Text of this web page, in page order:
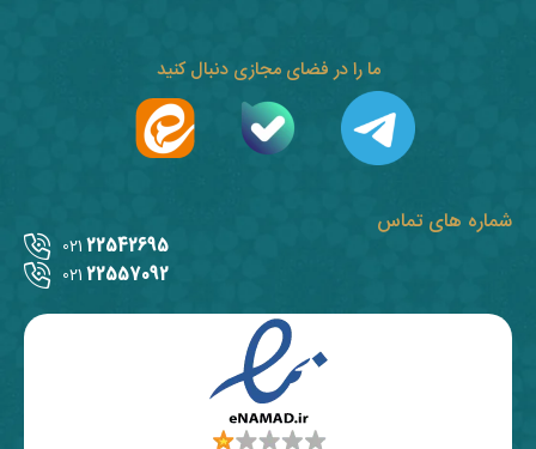
شماره های تماس
22542695
021
22557092
021
ما را در فضای مجازی دنبال کنید